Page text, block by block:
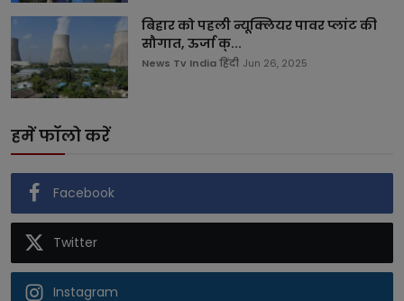
बिहार को पहली न्यूक्लियर पावर प्लांट की
सौगात, ऊर्जा क्...
News Tv India हिंदी Jun 26, 2025
हमें फॉलो करें
Facebook
Twitter
Instagram